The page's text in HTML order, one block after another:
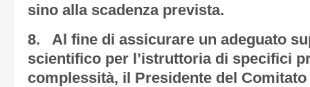
sino alla scadenza prevista.
8. Al fine di assicurare un adeguato
scientifico per l’istruttoria di specifici
complessità, il Presidente del